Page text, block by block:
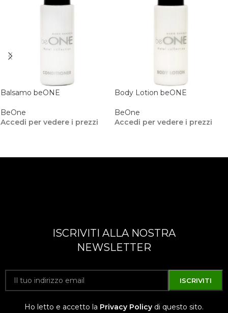
Balsamo beONE
BeOne
Accedi per vedere i prezzi
Body Lotion beONE
BeOne
Accedi per vedere i prezzi
ISCRIVITI ALLA NOSTRA
NEWSLETTER
Ho letto e accetto la Privacy Policy di questo sito.